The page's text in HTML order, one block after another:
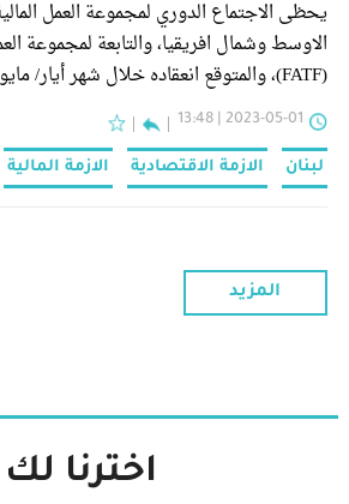
يحظى الاجتماع الدوري لمجموعة العمل
الاوسط وشمال افريقيا، والتابعة لمجموعة
(FATF)، والمتوقع انعقاده خلال شهر أيار/ مايو في المنامة (البحرين)،
2023-05-01 | 13:48
لبنان الازمة الاقتصادية الازمة المالية
المزيد
اخترنا لك